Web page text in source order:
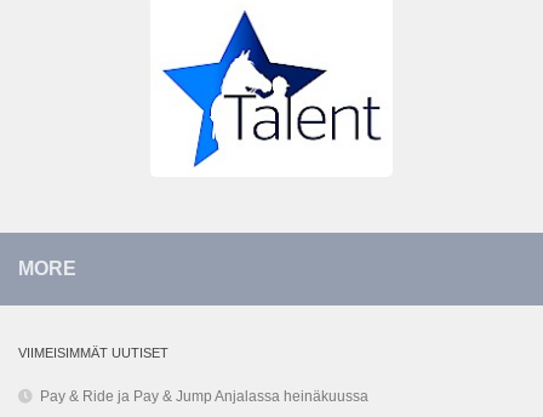
MORE
VIIMEISIMMÄT UUTISET
Pay & Ride ja Pay & Jump Anjalassa heinäkuussa